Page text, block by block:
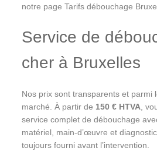
notre page Tarifs débouchage
Service de
cher à Bruxelles
Nos prix sont transparents et parmi
marché. À partir de 150 € HTVA ,
service complet de débouchage
matériel, main-d’œuvre et
toujours fourni avant l’intervention.